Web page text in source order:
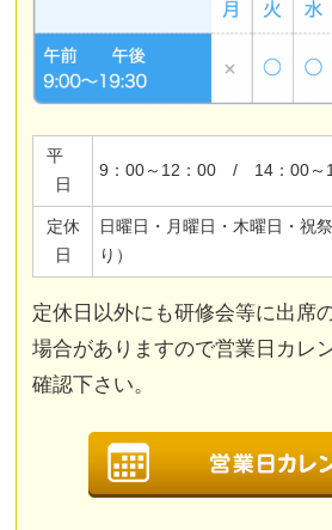
平
日
9：00～12：00 / 14：00～
定休
日
日曜日・月曜日・木曜日・祝
り）
定休日以外にも研修会等に出席
場合がありますので営業日カレ
確認下さい。